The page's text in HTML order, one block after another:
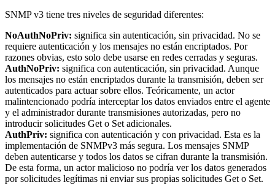
SNMP v3 tiene tres niveles de seguridad diferentes:
NoAuthNoPriv: significa sin autenticación, sin privacidad. No se
requiere autenticación y los mensajes no están encriptados. Por
razones obvias, esto solo debe usarse en redes cerradas y seguras.
AuthNoPriv: significa con autenticación, sin privacidad. Aunque
los mensajes no están encriptados durante la transmisión, deben ser
autenticados para actuar sobre ellos. Teóricamente, un actor
malintencionado podría interceptar los datos enviados entre el agente
y el administrador durante transmisiones autorizadas, pero no
introducir solicitudes Get o Set adicionales.
AuthPriv: significa con autenticación y con privacidad. Esta es la
implementación de SNMPv3 más segura. Los mensajes SNMP
deben autenticarse y todos los datos se cifran durante la transmisión.
De esta forma, un actor malicioso no podría ver los datos generados
por solicitudes legítimas ni enviar sus propias solicitudes Get o Set.